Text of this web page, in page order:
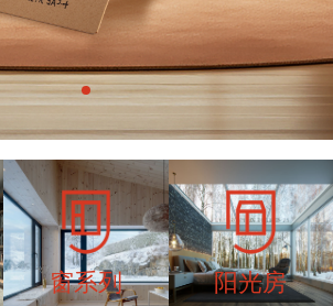
窗系列 阳光房